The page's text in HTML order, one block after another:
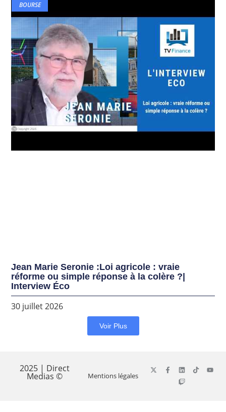
BOURSE
Jean Marie Seronie :Loi agricole : vraie
réforme ou simple réponse à la colère ?|
Interview Éco
30 juillet 2026
Voir Plus
2025 | Direct
Medias © Mentions légales